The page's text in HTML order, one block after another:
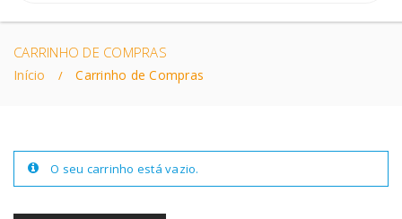
CARRINHO DE COMPRAS
Início / Carrinho de Compras
O seu carrinho está vazio.